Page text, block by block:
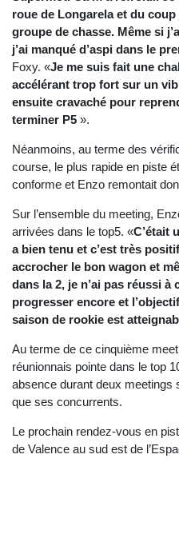
roue de Longarela et du
groupe de chasse. Même si
j’ai manqué d’aspi dans le
Foxy. «Je me suis fait une
accélérant trop fort sur un
ensuite cravaché pour
terminer P5 ».
Néanmoins, au terme des
course, le plus rapide en piste
conforme et Enzo remontait
Sur l’ensemble du meeting,
arrivées dans le top5. «C’était
a bien tenu et c’est très
accrocher le bon wagon et
dans la 2, je n’ai pas réussi
progresser encore et
saison de rookie est
Au terme de ce cinquième
réunionnais pointe dans le top
absence durant deux meetings
que ses concurrents.
Le prochain rendez-vous en
de Valence au sud est de